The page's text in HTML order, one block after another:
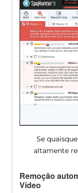
Se
altamente
Remoção
Vídeo